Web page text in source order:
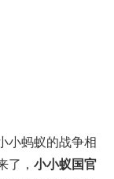
小蚂蚁的战争相
了， 小小蚁国官